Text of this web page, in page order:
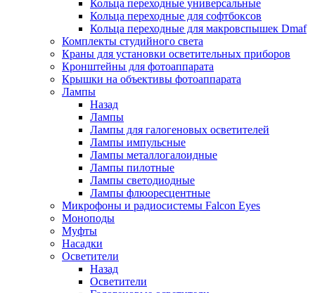
Кольца переходные универсальные
Кольца переходные для софтбоксов
Кольца переходные для макровспышек Dmaf
Комплекты студийного света
Краны для установки осветительных приборов
Кронштейны для фотоаппарата
Крышки на объективы фотоаппарата
Лампы
Назад
Лампы
Лампы для галогеновых осветителей
Лампы импульсные
Лампы металлогалоидные
Лампы пилотные
Лампы светодиодные
Лампы флюоресцентные
Микрофоны и радиосистемы Falcon Eyes
Моноподы
Муфты
Насадки
Осветители
Назад
Осветители